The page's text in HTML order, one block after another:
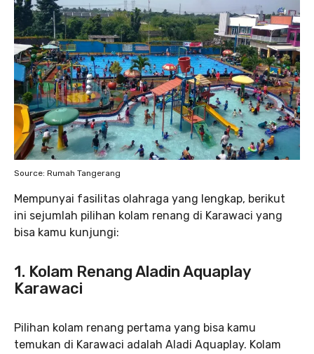
Source: Rumah Tangerang
Mempunyai fasilitas olahraga yang lengkap, berikut
ini sejumlah pilihan kolam renang di Karawaci yang
bisa kamu kunjungi:
1. Kolam Renang Aladin Aquaplay
Karawaci
Pilihan kolam renang pertama yang bisa kamu
temukan di Karawaci adalah Aladi Aquaplay. Kolam